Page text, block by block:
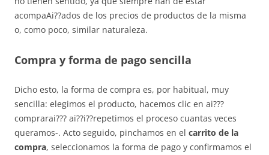
acompaAi??ados de los precios de productos de la misma
o, como poco, similar naturaleza.
Compra y forma de pago sencilla
Dicho esto, la forma de compra es, por habitual, muy
sencilla: elegimos el producto, hacemos clic en ai???
comprarai??? ai??i??repetimos el proceso cuantas veces
queramos-. Acto seguido, pinchamos en el carrito de la
compra, seleccionamos la forma de pago y confirmamos el